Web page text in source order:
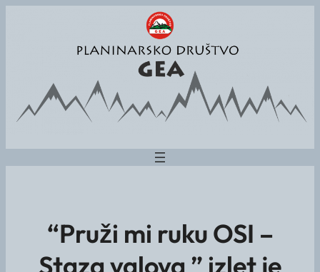
“Pruži mi ruku OSI –
Staza valova ” izlet je